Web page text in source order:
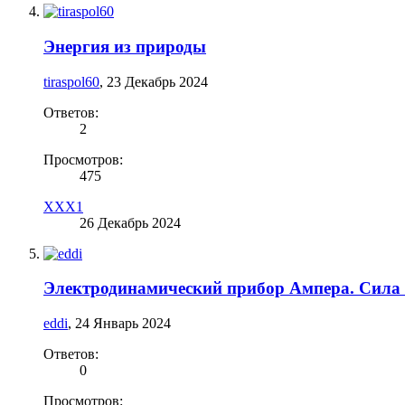
Энергия из природы
tiraspol60, 23 Декабрь 2024
Ответов:
2
Просмотров:
475
XXX1
26 Декабрь 2024
Электродинамический прибор Ампера.
eddi, 24 Январь 2024
Ответов:
0
Просмотров: